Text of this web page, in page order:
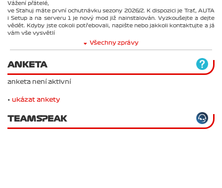
Vážení přátelé,
ve Stahuj máte první ochutnávku sezony 2026/2. K dispozici je Trať, AUTA
i Setup a na serveru 1 je nový mod již nainstalován. Vyzkoušejte a dejte
vědět. Kdyby jste cokoli potřebovali, napište nebo jakkoli kontaktujte a já
vám vše vysvětlí
Všechny zprávy
ANKETA
anketa není aktivní
• ukázat ankety
TEAMSPEAK